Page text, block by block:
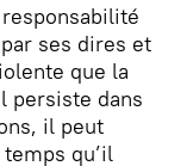
ses dires et
que la
persiste dans
il peut
qu’il